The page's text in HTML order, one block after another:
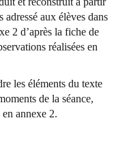
adressé aux élèves dans
2 d’après la fiche de
réalisées en
les éléments du texte
de la séance,
annexe 2.